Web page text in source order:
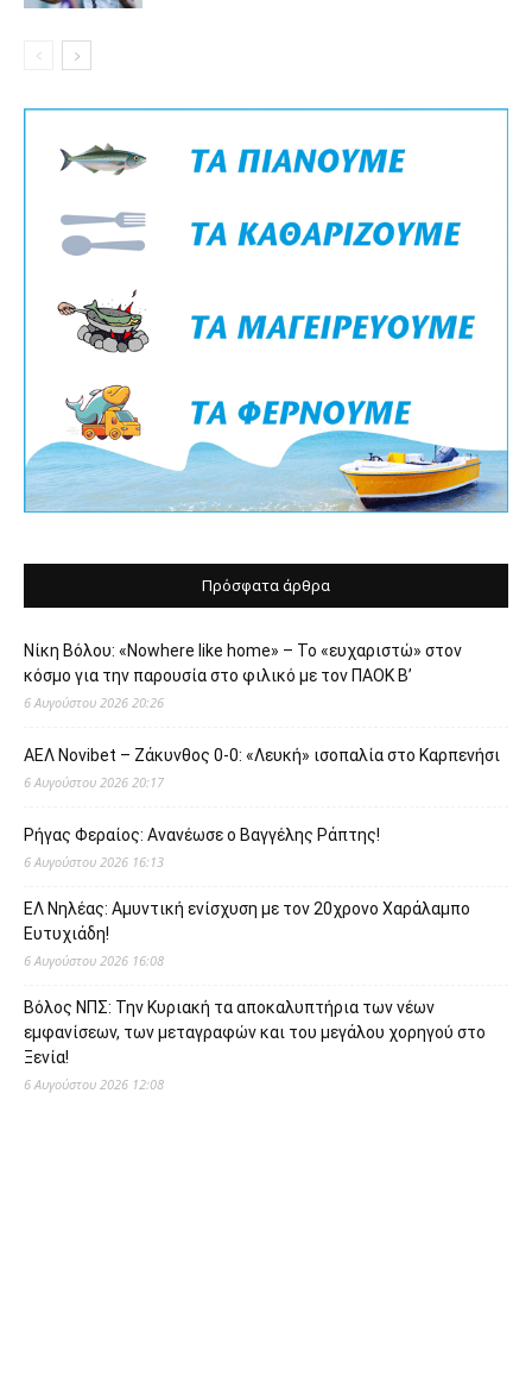
Πρόσφατα άρθρα
Νίκη Βόλου: «Nowhere like home» – Το «ευχαριστώ» στον
κόσμο για την παρουσία στο φιλικό με τον ΠΑΟΚ Β’
6 Αυγούστου 2026 20:26
ΑΕΛ Novibet – Ζάκυνθος 0-0: «Λευκή» ισοπαλία στο Καρπενήσι
6 Αυγούστου 2026 20:17
Ρήγας Φεραίος: Ανανέωσε ο Βαγγέλης Ράπτης!
6 Αυγούστου 2026 16:13
ΕΛ Νηλέας: Αμυντική ενίσχυση με τον 20χρονο Χαράλαμπο
Ευτυχιάδη!
6 Αυγούστου 2026 16:08
Βόλος ΝΠΣ: Την Κυριακή τα αποκαλυπτήρια των νέων
εμφανίσεων, των μεταγραφών και του μεγάλου χορηγού στο
Ξενία!
6 Αυγούστου 2026 12:08